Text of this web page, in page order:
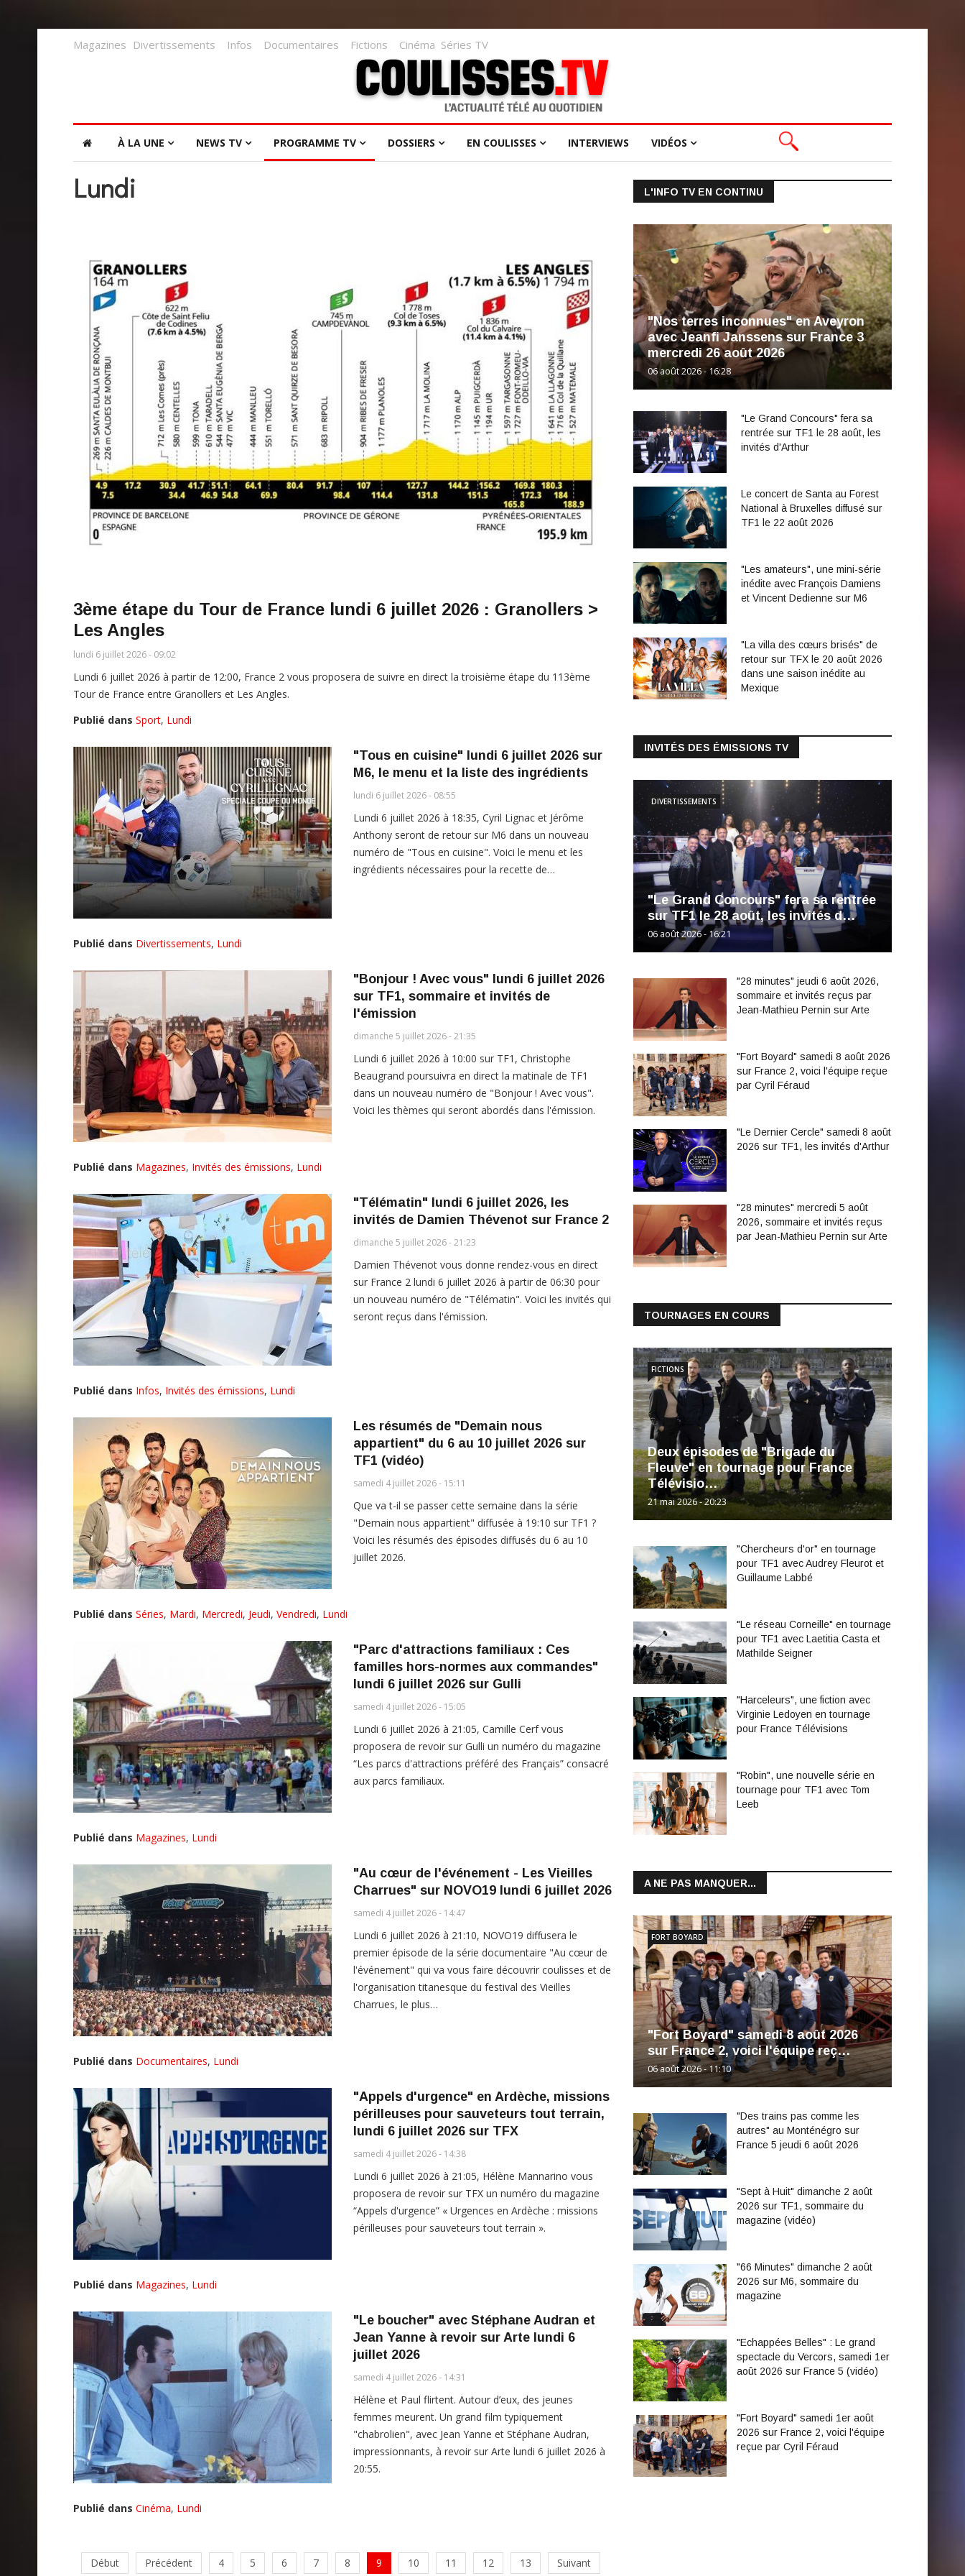
Magazines Divertissements Infos Documentaires Fictions Cinéma Séries TV
À LA UNE NEWS TV PROGRAMME TV DOSSIERS EN COULISSES INTERVIEWS VIDÉOS
Lundi
3ème étape du Tour de France lundi 6 juillet 2026 : Granollers >
Les Angles
lundi 6 juillet 2026 - 09:02
Lundi 6 juillet 2026 à partir de 12:00, France 2 vous proposera de suivre en direct la troisième étape du 113ème
Tour de France entre Granollers et Les Angles.
Publié dans Sport, Lundi
"Tous en cuisine" lundi 6 juillet 2026 sur
M6, le menu et la liste des ingrédients
lundi 6 juillet 2026 - 08:55
Lundi 6 juillet 2026 à 18:35, Cyril Lignac et Jérôme
Anthony seront de retour sur M6 dans un nouveau
numéro de "Tous en cuisine". Voici le menu et les
ingrédients nécessaires pour la recette de…
Publié dans Divertissements, Lundi
"Bonjour ! Avec vous" lundi 6 juillet 2026
sur TF1, sommaire et invités de
l'émission
dimanche 5 juillet 2026 - 21:35
Lundi 6 juillet 2026 à 10:00 sur TF1, Christophe
Beaugrand poursuivra en direct la matinale de TF1
dans un nouveau numéro de "Bonjour ! Avec vous".
Voici les thèmes qui seront abordés dans l'émission.
Publié dans Magazines, Invités des émissions, Lundi
"Télématin" lundi 6 juillet 2026, les
invités de Damien Thévenot sur France 2
dimanche 5 juillet 2026 - 21:23
Damien Thévenot vous donne rendez-vous en direct
sur France 2 lundi 6 juillet 2026 à partir de 06:30 pour
un nouveau numéro de "Télématin". Voici les invités qui
seront reçus dans l'émission.
Publié dans Infos, Invités des émissions, Lundi
Les résumés de "Demain nous
appartient" du 6 au 10 juillet 2026 sur
TF1 (vidéo)
samedi 4 juillet 2026 - 15:11
Que va t-il se passer cette semaine dans la série
"Demain nous appartient" diffusée à 19:10 sur TF1 ?
Voici les résumés des épisodes diffusés du 6 au 10
juillet 2026.
Publié dans Séries, Mardi, Mercredi, Jeudi, Vendredi, Lundi
"Parc d'attractions familiaux : Ces
familles hors-normes aux commandes"
lundi 6 juillet 2026 sur Gulli
samedi 4 juillet 2026 - 15:05
Lundi 6 juillet 2026 à 21:05, Camille Cerf vous
proposera de revoir sur Gulli un numéro du magazine
“Les parcs d'attractions préféré des Français” consacré
aux parcs familiaux.
Publié dans Magazines, Lundi
"Au cœur de l'événement - Les Vieilles
Charrues" sur NOVO19 lundi 6 juillet 2026
samedi 4 juillet 2026 - 14:47
Lundi 6 juillet 2026 à 21:10, NOVO19 diffusera le
premier épisode de la série documentaire "Au cœur de
l'événement" qui va vous faire découvrir coulisses et de
l'organisation titanesque du festival des Vieilles
Charrues, le plus…
Publié dans Documentaires, Lundi
"Appels d'urgence" en Ardèche, missions
périlleuses pour sauveteurs tout terrain,
lundi 6 juillet 2026 sur TFX
samedi 4 juillet 2026 - 14:38
Lundi 6 juillet 2026 à 21:05, Hélène Mannarino vous
proposera de revoir sur TFX un numéro du magazine
“Appels d'urgence” « Urgences en Ardèche : missions
périlleuses pour sauveteurs tout terrain ».
Publié dans Magazines, Lundi
"Le boucher" avec Stéphane Audran et
Jean Yanne à revoir sur Arte lundi 6
juillet 2026
samedi 4 juillet 2026 - 14:31
Hélène et Paul flirtent. Autour d’eux, des jeunes
femmes meurent. Un grand film typiquement
"chabrolien", avec Jean Yanne et Stéphane Audran,
impressionnants, à revoir sur Arte lundi 6 juillet 2026 à
20:55.
Publié dans Cinéma, Lundi
Début Précédent 4 5 6 7 8 9 10 11 12 13 Suivant
L'INFO TV EN CONTINU
"Nos terres inconnues" en Aveyron
avec Jeanfi Janssens sur France 3
mercredi 26 août 2026
06 août 2026 - 16:28
"Le Grand Concours" fera sa
rentrée sur TF1 le 28 août, les
invités d'Arthur
Le concert de Santa au Forest
National à Bruxelles diffusé sur
TF1 le 22 août 2026
"Les amateurs", une mini-série
inédite avec François Damiens
et Vincent Dedienne sur M6
"La villa des cœurs brisés" de
retour sur TFX le 20 août 2026
dans une saison inédite au
Mexique
INVITÉS DES ÉMISSIONS TV
"Le Grand Concours" fera sa rentrée
sur TF1 le 28 août, les invités d…
06 août 2026 - 16:21
DIVERTISSEMENTS
"28 minutes" jeudi 6 août 2026,
sommaire et invités reçus par
Jean-Mathieu Pernin sur Arte
"Fort Boyard" samedi 8 août 2026
sur France 2, voici l'équipe reçue
par Cyril Féraud
"Le Dernier Cercle" samedi 8 août
2026 sur TF1, les invités d'Arthur
"28 minutes" mercredi 5 août
2026, sommaire et invités reçus
par Jean-Mathieu Pernin sur Arte
TOURNAGES EN COURS
Deux épisodes de "Brigade du
Fleuve" en tournage pour France
Télévisio…
21 mai 2026 - 20:23
FICTIONS
"Chercheurs d'or" en tournage
pour TF1 avec Audrey Fleurot et
Guillaume Labbé
"Le réseau Corneille" en tournage
pour TF1 avec Laetitia Casta et
Mathilde Seigner
"Harceleurs", une fiction avec
Virginie Ledoyen en tournage
pour France Télévisions
"Robin", une nouvelle série en
tournage pour TF1 avec Tom
Leeb
A NE PAS MANQUER...
"Fort Boyard" samedi 8 août 2026
sur France 2, voici l'équipe reç…
06 août 2026 - 11:10
FORT BOYARD
"Des trains pas comme les
autres" au Monténégro sur
France 5 jeudi 6 août 2026
"Sept à Huit" dimanche 2 août
2026 sur TF1, sommaire du
magazine (vidéo)
"66 Minutes" dimanche 2 août
2026 sur M6, sommaire du
magazine
"Echappées Belles" : Le grand
spectacle du Vercors, samedi 1er
août 2026 sur France 5 (vidéo)
"Fort Boyard" samedi 1er août
2026 sur France 2, voici l'équipe
reçue par Cyril Féraud